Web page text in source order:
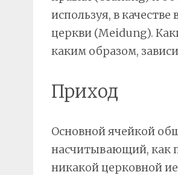
используя, в
церкви (Meidung).
каким образом,
Приход
Основной ячейкой
насчитывающий, как
никакой церковной